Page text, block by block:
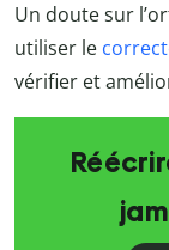
Un doute sur
utiliser le
vérifier et